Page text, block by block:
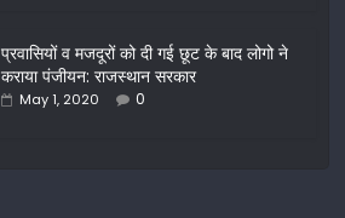
प्रवासियों व मजदूरों को दी गई छूट के बाद लोगो ने
कराया पंजीयन: राजस्थान सरकार
May 1, 2020 0